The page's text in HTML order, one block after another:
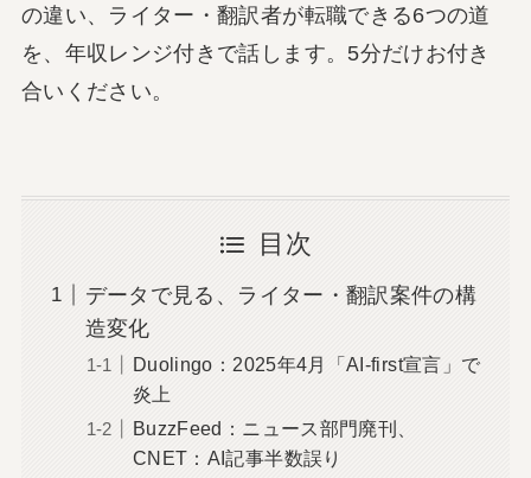
の違い、ライター・翻訳者が転職できる6つの道
を、年収レンジ付きで話します。5分だけお付き
合いください。
目次
データで見る、ライター・翻訳案件の構
造変化
Duolingo：2025年4月「AI-first宣言」で
炎上
BuzzFeed：ニュース部門廃刊、
CNET：AI記事半数誤り